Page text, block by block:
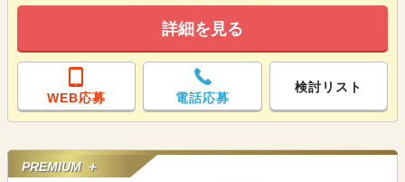
詳細を見る
WEB応募 電話応募
検討リスト
PREMIUM ＋